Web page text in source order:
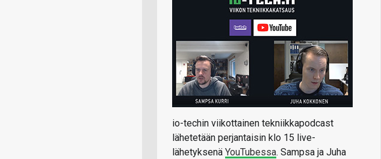
io-techin viikottainen tekniikkapodcast
lähetetään perjantaisin klo 15 live-
lähetyksenä YouTubessa. Sampsa ja Juha